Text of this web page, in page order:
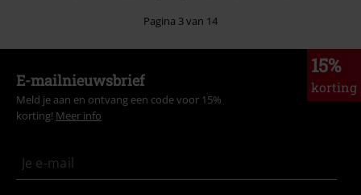
Pagina 3 van 14
15%
korting
E-mailnieuwsbrief
Meld je aan en ontvang een code voor 15%
korting! Meer info